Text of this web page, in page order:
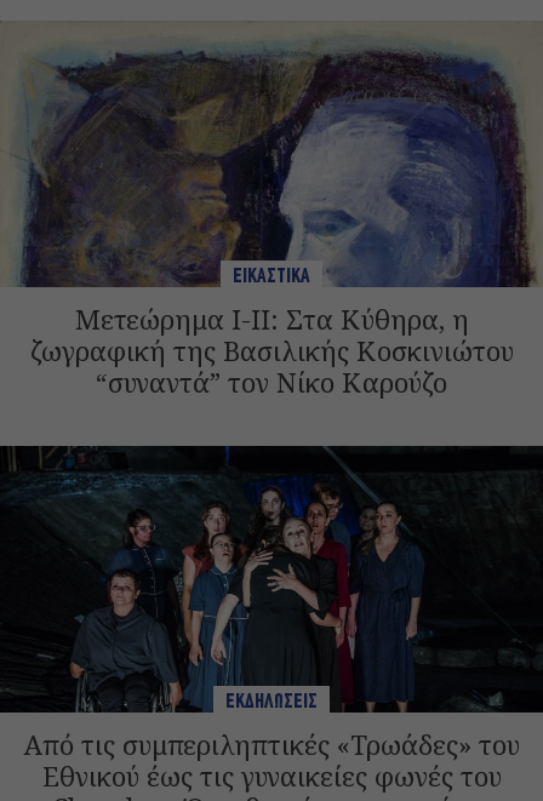
ΕΙΚΑΣΤΙΚΑ
Μετεώρημα Ι-II: Στα Κύθηρα, η
ζωγραφική της Βασιλικής Κοσκινιώτου
“συναντά” τoν Νίκο Καρούζο
ΕΚΔΗΛΩΣΕΙΣ
Από τις συμπεριληπτικές «Τρωάδες» του
Εθνικού έως τις γυναικείες φωνές του